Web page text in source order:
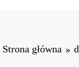
Strona główna